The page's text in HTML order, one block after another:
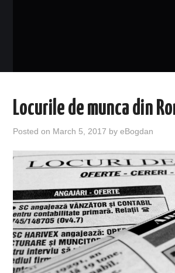
Locurile de munca din
Posted on March 5, 2017 byeBogdan